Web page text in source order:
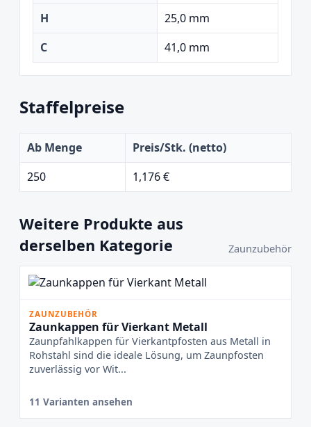
H
25,0 mm
C
41,0 mm
Staffelpreise
Ab Menge
Preis/Stk. (netto)
250
1,176 €
Weitere Produkte aus
derselben Kategorie
Zaunzubehör
ZAUNZUBEHÖR
Zaunkappen für Vierkant Metall
Zaunpfahlkappen für Vierkantpfosten aus Metall in
Rohstahl sind die ideale Lösung, um Zaunpfosten
zuverlässig vor Wit...
11 Varianten ansehen